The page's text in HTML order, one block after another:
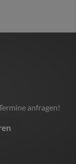
anfragen!